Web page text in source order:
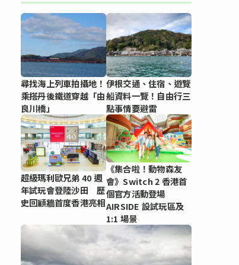
尋找海上列車拍攝地！
乘搭丹後鐵道穿越「由
良川橋」
伊根交通、住宿、遊覽
船資料一覽！自由行三
點事情要避雷
超級瑪利歐兄弟 40 週
年試玩會登陸沙田 歷
史回顧牆首度香港亮相
《集合啦！動物森友
會》Switch 2 香港首
個官方活動登場
AIRSIDE 設試玩區及
1:1 場景